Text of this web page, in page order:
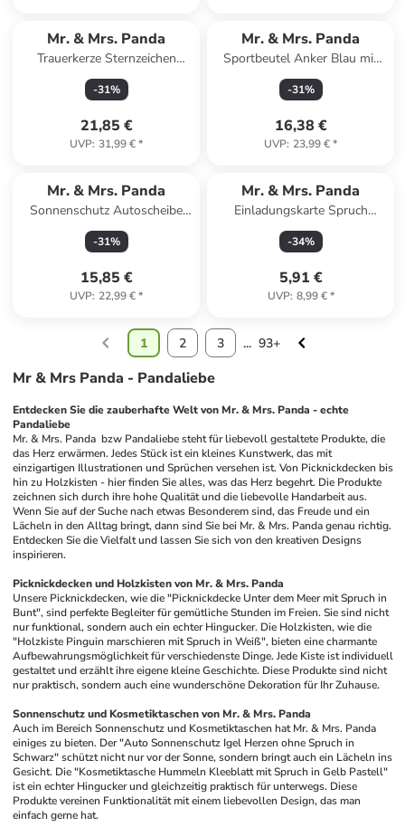
Mr. & Mrs. Panda
Trauerkerze Sternzeichen
Schütze mit Spruch in Weiß
-31%
21,85 €
UVP: 31,99 €*
Mr. & Mrs. Panda
Sportbeutel Anker Blau mit
Spruch in Creme
-31%
16,38 €
UVP: 23,99 €*
Mr. & Mrs. Panda
Sonnenschutz Autoscheibe
Bienen Paar Design mit... in
Weiß
-31%
15,85 €
UVP: 22,99 €*
Mr. & Mrs. Panda
Einladungskarte Spruch
Tapferkeit Umarmung mit ... in
Weiß
-34%
5,91 €
UVP: 8,99 €*
1 2 3 ... 93+
Mr & Mrs Panda - Pandaliebe
Entdecken Sie die zauberhafte Welt von Mr. & Mrs. Panda - echte
Pandaliebe
Mr. & Mrs. Panda  bzw Pandaliebe steht für liebevoll gestaltete Produkte, die
das Herz erwärmen. Jedes Stück ist ein kleines Kunstwerk, das mit
einzigartigen Illustrationen und Sprüchen versehen ist. Von Picknickdecken bis
hin zu Holzkisten - hier finden Sie alles, was das Herz begehrt. Die Produkte
zeichnen sich durch ihre hohe Qualität und die liebevolle Handarbeit aus.
Wenn Sie auf der Suche nach etwas Besonderem sind, das Freude und ein
Lächeln in den Alltag bringt, dann sind Sie bei Mr. & Mrs. Panda genau richtig.
Entdecken Sie die Vielfalt und lassen Sie sich von den kreativen Designs
inspirieren.
Picknickdecken und Holzkisten von Mr. & Mrs. Panda
Unsere Picknickdecken, wie die "Picknickdecke Unter dem Meer mit Spruch in
Bunt", sind perfekte Begleiter für gemütliche Stunden im Freien. Sie sind nicht
nur funktional, sondern auch ein echter Hingucker. Die Holzkisten, wie die
"Holzkiste Pinguin marschieren mit Spruch in Weiß", bieten eine charmante
Aufbewahrungsmöglichkeit für verschiedenste Dinge. Jede Kiste ist individuell
gestaltet und erzählt ihre eigene kleine Geschichte. Diese Produkte sind nicht
nur praktisch, sondern auch eine wunderschöne Dekoration für Ihr Zuhause.
Sonnenschutz und Kosmetiktaschen von Mr. & Mrs. Panda
Auch im Bereich Sonnenschutz und Kosmetiktaschen hat Mr. & Mrs. Panda
einiges zu bieten. Der "Auto Sonnenschutz Igel Herzen ohne Spruch in
Schwarz" schützt nicht nur vor der Sonne, sondern bringt auch ein Lächeln ins
Gesicht. Die "Kosmetiktasche Hummeln Kleeblatt mit Spruch in Gelb Pastell"
ist ein echter Hingucker und gleichzeitig praktisch für unterwegs. Diese
Produkte vereinen Funktionalität mit einem liebevollen Design, das man
einfach gerne hat.